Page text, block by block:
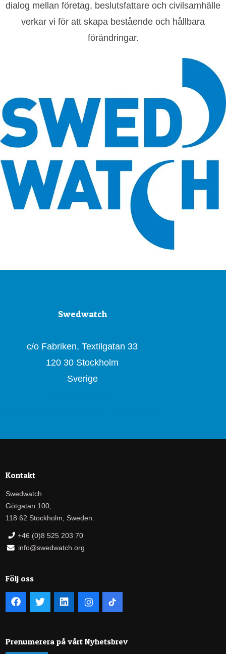
dialog mellan företag, beslutsfattare och civilsamhälle
verkar vi för att skapa bestående och hållbara
förändringar.
Swedwatch
c/o Fabriken, Textilgatan 33
120 30 Stockholm
Sverige